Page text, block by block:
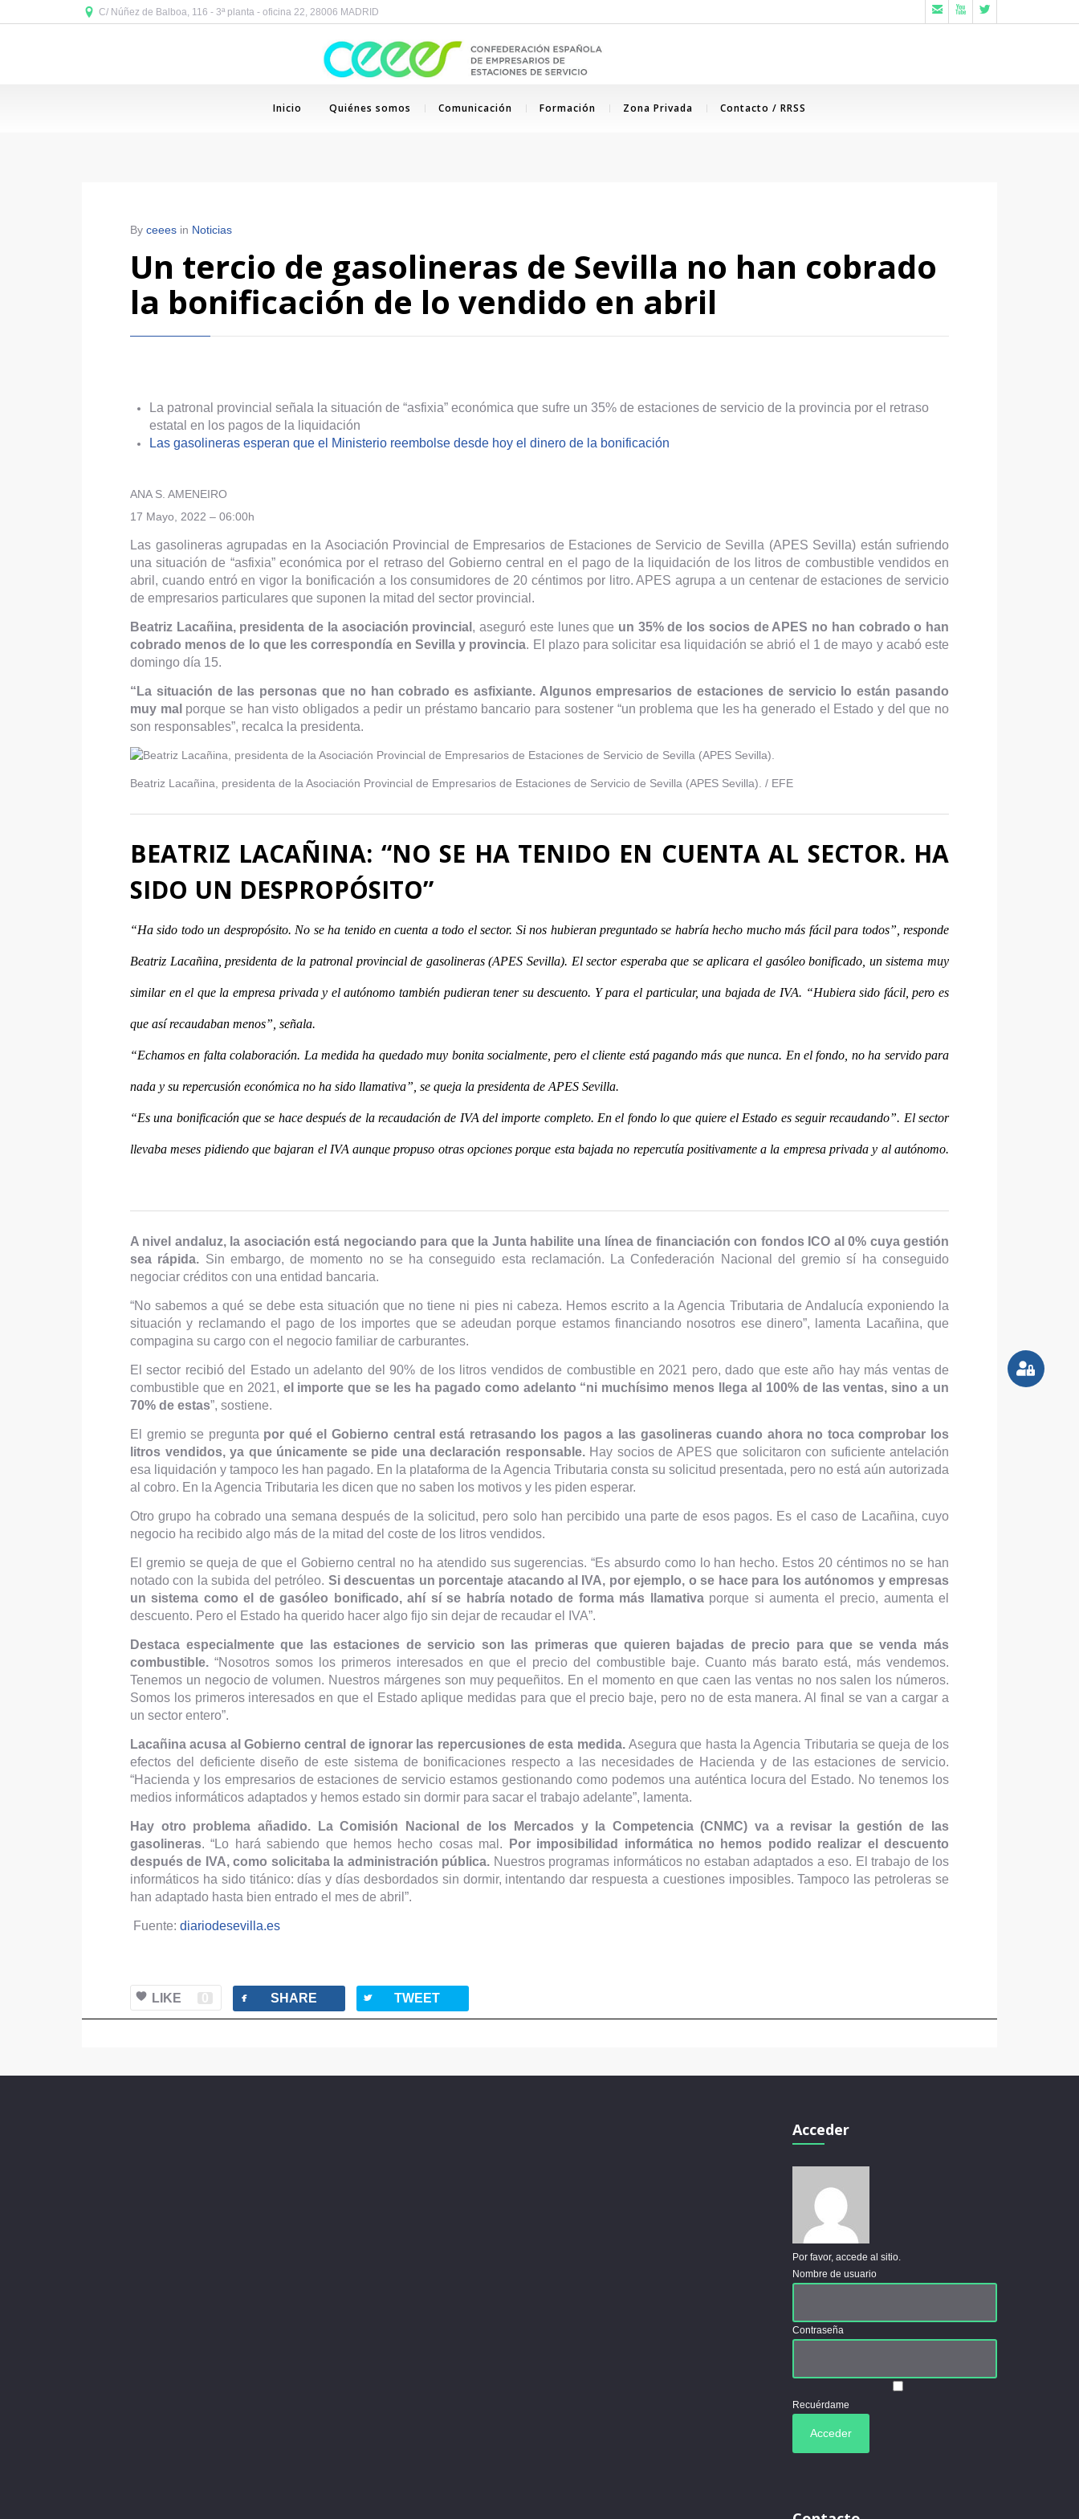
C/ Núñez de Balboa, 116 - 3ª planta - oficina 22, 28006 MADRID   
Inicio Quiénes somos Comunicación Formación Zona Privada Contacto / RRSS
By ceees in Noticias
Un tercio de gasolineras de Sevilla no han cobrado
la bonificación de lo vendido en abril
La patronal provincial señala la situación de “asfixia” económica que sufre un 35% de estaciones de servicio de la provincia por el retraso
estatal en los pagos de la liquidación
Las gasolineras esperan que el Ministerio reembolse desde hoy el dinero de la bonificación
ANA S. AMENEIRO
17 Mayo, 2022 – 06:00h
Las gasolineras agrupadas en la Asociación Provincial de Empresarios de Estaciones de Servicio de Sevilla (APES Sevilla) están sufriendo
una situación de “asfixia” económica por el retraso del Gobierno central en el pago de la liquidación de los litros de combustible vendidos en
abril, cuando entró en vigor la bonificación a los consumidores de 20 céntimos por litro. APES agrupa a un centenar de estaciones de servicio
de empresarios particulares que suponen la mitad del sector provincial.
Beatriz Lacañina, presidenta de la asociación provincial , aseguró este lunes que un 35% de los socios de APES no han cobrado o han
cobrado menos de lo que les correspondía en Sevilla y provincia. El plazo para solicitar esa liquidación se abrió el 1 de mayo y acabó este
domingo día 15.
“La situación de las personas que no han cobrado es asfixiante. Algunos empresarios de estaciones de servicio lo están pasando
muy mal porque se han visto obligados a pedir un préstamo bancario para sostener “un problema que les ha generado el Estado y del que no
son responsables”, recalca la presidenta.
Beatriz Lacañina, presidenta de la Asociación Provincial de Empresarios de Estaciones de Servicio de Sevilla (APES Sevilla). / EFE
BEATRIZ LACAÑINA: “NO SE HA TENIDO EN CUENTA AL SECTOR. HA
SIDO UN DESPROPÓSITO”
“Ha sido todo un despropósito. No se ha tenido en cuenta a todo el sector. Si nos hubieran preguntado se habría hecho mucho más fácil para todos”, responde
Beatriz Lacañina, presidenta de la patronal provincial de gasolineras (APES Sevilla). El sector esperaba que se aplicara el gasóleo bonificado, un sistema muy
similar en el que la empresa privada y el autónomo también pudieran tener su descuento. Y para el particular, una bajada de IVA. “Hubiera sido fácil, pero es
que así recaudaban menos”, señala.
“Echamos en falta colaboración. La medida ha quedado muy bonita socialmente, pero el cliente está pagando más que nunca. En el fondo, no ha servido para
nada y su repercusión económica no ha sido llamativa”, se queja la presidenta de APES Sevilla.
“Es una bonificación que se hace después de la recaudación de IVA del importe completo. En el fondo lo que quiere el Estado es seguir recaudando”. El sector
llevaba meses pidiendo que bajaran el IVA aunque propuso otras opciones porque esta bajada no repercutía positivamente a la empresa privada y al autónomo.
A nivel andaluz, la asociación está negociando para que la Junta habilite una línea de financiación con fondos ICO al 0% cuya gestión
sea rápida. Sin embargo, de momento no se ha conseguido esta reclamación. La Confederación Nacional del gremio sí ha conseguido
negociar créditos con una entidad bancaria.
“No sabemos a qué se debe esta situación que no tiene ni pies ni cabeza. Hemos escrito a la Agencia Tributaria de Andalucía exponiendo la
situación y reclamando el pago de los importes que se adeudan porque estamos financiando nosotros ese dinero”, lamenta Lacañina, que
compagina su cargo con el negocio familiar de carburantes.
El sector recibió del Estado un adelanto del 90% de los litros vendidos de combustible en 2021 pero, dado que este año hay más ventas de
combustible que en 2021, el importe que se les ha pagado como adelanto “ni muchísimo menos llega al 100% de las ventas, sino a un
70% de estas”, sostiene.
El gremio se pregunta por qué el Gobierno central está retrasando los pagos a las gasolineras cuando ahora no toca comprobar los
litros vendidos, ya que únicamente se pide una declaración responsable.Hay socios de APES que solicitaron con suficiente antelación
esa liquidación y tampoco les han pagado. En la plataforma de la Agencia Tributaria consta su solicitud presentada, pero no está aún autorizada
al cobro. En la Agencia Tributaria les dicen que no saben los motivos y les piden esperar.
Otro grupo ha cobrado una semana después de la solicitud, pero solo han percibido una parte de esos pagos. Es el caso de Lacañina, cuyo
negocio ha recibido algo más de la mitad del coste de los litros vendidos.
El gremio se queja de que el Gobierno central no ha atendido sus sugerencias. “Es absurdo como lo han hecho. Estos 20 céntimos no se han
notado con la subida del petróleo. Si descuentas un porcentaje atacando al IVA, por ejemplo, o se hace para los autónomos y empresas
un sistema como el de gasóleo bonificado, ahí sí se habría notado de forma más llamativaporque si aumenta el precio, aumenta el
descuento. Pero el Estado ha querido hacer algo fijo sin dejar de recaudar el IVA”.
Destaca especialmente que las estaciones de servicio son las primeras que quieren bajadas de precio para que se venda más
combustible. “Nosotros somos los primeros interesados en que el precio del combustible baje. Cuanto más barato está, más vendemos.
Tenemos un negocio de volumen. Nuestros márgenes son muy pequeñitos. En el momento en que caen las ventas no nos salen los números.
Somos los primeros interesados en que el Estado aplique medidas para que el precio baje, pero no de esta manera. Al final se van a cargar a
un sector entero”.
Lacañina acusa al Gobierno central de ignorar las repercusiones de esta medida.Asegura que hasta la Agencia Tributaria se queja de los
efectos del deficiente diseño de este sistema de bonificaciones respecto a las necesidades de Hacienda y de las estaciones de servicio.
“Hacienda y los empresarios de estaciones de servicio estamos gestionando como podemos una auténtica locura del Estado. No tenemos los
medios informáticos adaptados y hemos estado sin dormir para sacar el trabajo adelante”, lamenta.
Hay otro problema añadido. La Comisión Nacional de los Mercados y la Competencia (CNMC) va a revisar la gestión de las
gasolineras. “Lo hará sabiendo que hemos hecho cosas mal.
Por imposibilidad informática no hemos podido realizar el descuento
después de IVA, como solicitaba la administración pública. Nuestros programas informáticos no estaban adaptados a eso. El trabajo de los
informáticos ha sido titánico: días y días desbordados sin dormir, intentando dar respuesta a cuestiones imposibles. Tampoco las petroleras se
han adaptado hasta bien entrado el mes de abril”.
Fuente: diariodesevilla.es
LIKE 0 facebook SHARE twitterbird TWEET
Acceder
Por favor, accede al sitio.
Nombre de usuario
Contraseña
Recuérdame